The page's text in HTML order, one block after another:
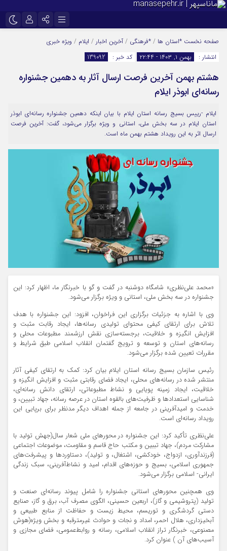
اینستاگرام
تلگرام
سروش
ایتا
آپارات
نام کاربری یا نشانی ایمیل
رمز عبور
مرا به خاطر بسپار
صفحه نخست *استان ها / *فرهنگی / آخرین اخبار / ایلام / ویژه خبری
انتشار :
بهمن ۱, ۱۴۰۳ - ۲۲:۴۴ کد خبر : 139092
هشتم بهمن آخرین فرصت ارسال آثار به دهمین جشنواره
رسانه‌ای ابوذر ایلام
ایلام -رییس بسیج رسانه استان ایلام با بیان اینکه دهمین جشنواره رسانه‌ای ابوذر
استان ایلام در سه بخش ملی، استانی و ویژه برگزار می‌شود، گفت: آخرین فرصت
ارسال اثر به این رویداد هشتم بهمن ماه است.
«محمد علی‌نظری» شامگاه دوشنبه در گفت و گو با خبرنگار ما، اظهار کرد: این
جشنواره در سه بخش ملی، استانی و ویژه برگزار می‌شود.
وی با اشاره به جزئیات برگزاری این فراخوان، افزود: این جشنواره با هدف
تلاش برای ارتقای کیفی محتوای تولیدی رسانه‌ها، ایجاد رقابت مثبت و
افزایش انگیزه و خلاقیت، برجسته‌سازی نقش ارزشمند مطبوعات محلی و
رسانه‌های استان و توسعه و ترویج گفتمان انقلاب اسلامی طبق شرایط و
مقررات تعیین شده برگزار می‌شود.
رئیس سازمان بسیج رسانه استان ایلام بیان کرد: کمک به ارتقای کیفی آثار
منتشر شده در رسانه‌های محلی، ایجاد فضای رقابتی مثبت و افزایش انگیزه و
خلاقیت، ایجاد زمینه پویایی و نشاط مطبوعاتی، ارتقای دانش رسانه‌ای،
شناسایی استعدادها و ظرفیت‌های بالقوه استان‌ در عرصه رسانه، جهاد تبیین، و
خدمت و امیدآفرینی در جامعه از جمله اهداف دیگر مدنظر برای برپایی این
رویداد رسانه‌ای است.
علی‌نظری تأکید کرد: این جشنواره در محورهای ملی شعار سال(جهش تولید با
مشارکت مردم)، جهاد تببین و مکتب حاج قاسم و مقاومت، موضوعات اجتماعی
(فرزندآوری، ازدواج، خودکشی، اشتغال، و تولید)، دستاوردها و پیشرفت‌های
جمهوری اسلامی، بسیج و حوزه‌های اقدام، امید و نشاط‌آفرینی، سبک زندگی
ایرانی- اسلامی برگزار می‌شود.
وی همچنین محورهای استانی جشنواره را شامل پیوند رسانه‌ای صنعت و
تولید (پتروشیمی و گاز)، اربعین حسینی، الگوی مصرف آب، برق و گاز، صنایع
دستی گردشگری و توریسم، محیط زیست و حفاظت از منابع طبیعی و
آبخیزداری، هلال احمر، امداد و نجات و حوادث غیرمترقبه و بخش ویژه(هوش
مصنوعی، خبرنگار تراز انقلاب اسلامی، رسانه و روابط‌عمومی، فضای مجازی و
آسیب‌های آن ) عنوان کرد.